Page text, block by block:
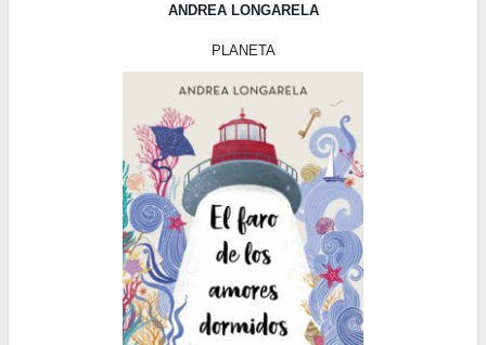
ANDREA LONGARELA
PLANETA